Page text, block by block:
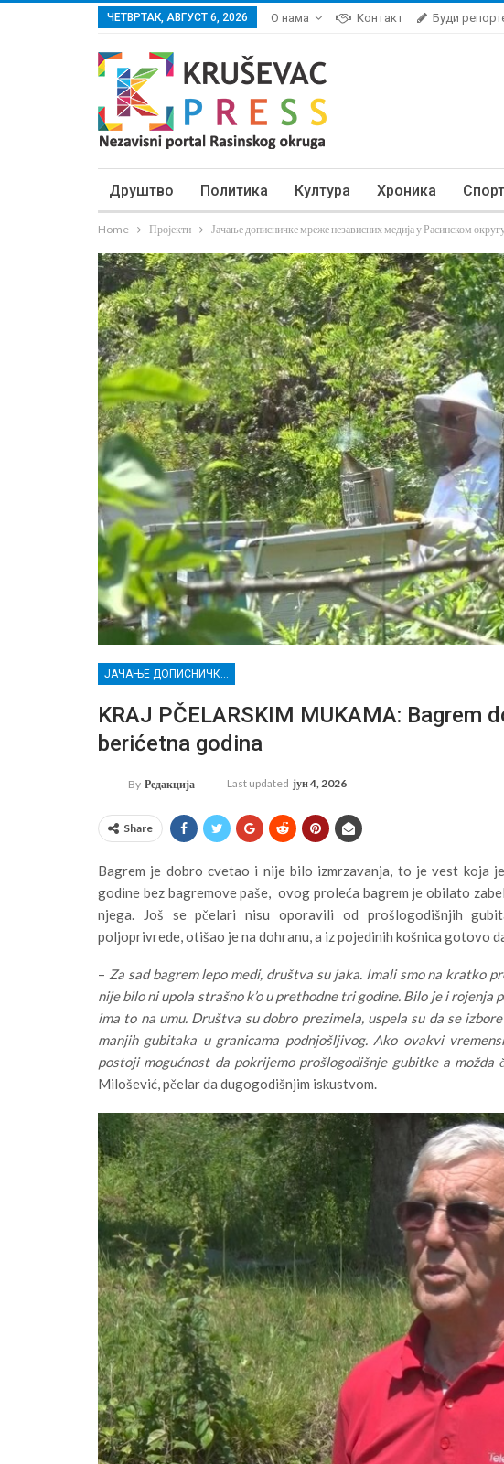
ЧЕТВРТАК, АВГУСТ 6, 2026 О нама Контакт Буди
Друштво Политика Култура Хроника Спорт
Home Пројекти Јачање дописничке мреже независних медија у Расинском
ЈАЧАЊЕ ДОПИСНИЧКЕ МРЕЖЕ НЕЗАВИСНИХ МЕДИЈА У РАСИНСКОМ ОКРУГУ
KRAJ PČELARSKIM MUKAMA: Bagrem
berićetna godina
By Редакција Last updated јун 4, 2026
Share
Bagrem je dobro cvetao i nije bilo izmrzavanja, to je vest koja
godine bez bagremove paše, ovog proleća bagrem je obilato
njega. Još se pčelari nisu oporavili od prošlogodišnjih
poljoprivrede, otišao je na dohranu, a iz pojedinih košnica gotovo
– Za sad bagrem lepo medi, društva su jaka. Imali smo na kratko
nije bilo ni upola strašno k’o u prethodne tri godine. Bilo je i rojenja
ima to na umu. Društva su dobro prezimela, uspela su da se
manjih gubitaka u granicama podnjošljivog. Ako ovakvi
postoji mogućnost da pokrijemo prošlogodišnje gubitke a možda
Milošević, pčelar da dugogodišnjim iskustvom.